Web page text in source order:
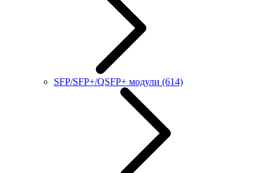
SFP/SFP+/QSFP+ модули (614)